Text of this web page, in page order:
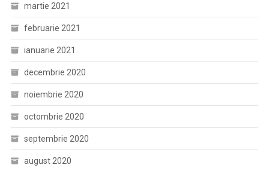
martie 2021
februarie 2021
ianuarie 2021
decembrie 2020
noiembrie 2020
octombrie 2020
septembrie 2020
august 2020